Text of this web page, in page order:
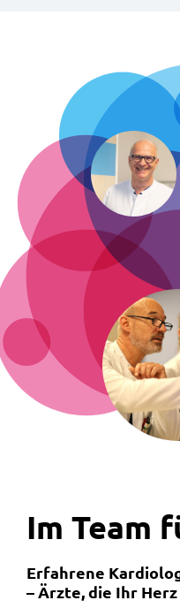
Im Team
Erfahrene
– Ärzte, die Ihr